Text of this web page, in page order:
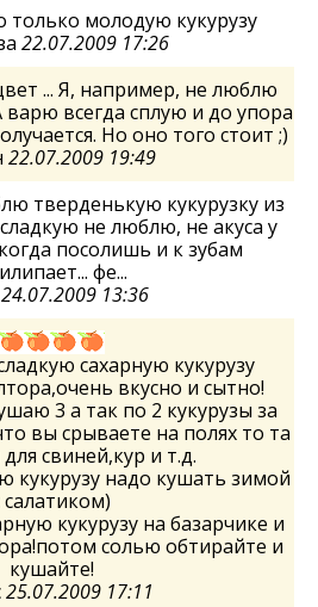
только молодую кукурузу
22.07.2009 17:26
... Я, например, не люблю
варю всегда сплую и до упора
Но оно того стоит ;)
22.07.2009 19:49
тверденькую кукурузку из
не люблю, не акуса у
посолишь и к зубам
фе...
24.07.2009 13:36
сахарную кукурузу
вкусно и сытно!
3 а так по 2 кукурузы за
вы срываете на полях то та
свиней,кур и т.д.
кукурузу надо кушать зимой
салатиком)
кукурузу на базарчике и
солью обтирайте и
кушайте!
25.07.2009 17:11